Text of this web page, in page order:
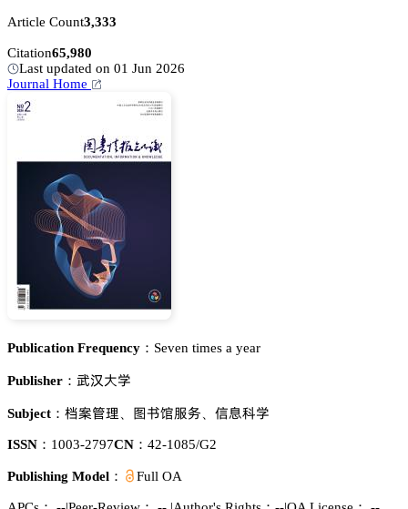
Article Count3,333
Citation65,980
Last updated on 01 Jun 2026
Journal Home
Publication Frequency： Seven times a year
Publisher： 㪔鹼𬬻惒
Subject： 詠锎㩭曍、 貂䎦慀伫懾、 烻壄涛惒
ISSN： 1003-2797CN： 42-1085/G2
Publishing Model： Full OA